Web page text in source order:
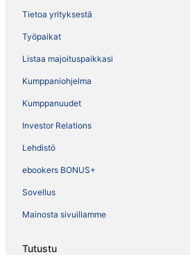
Tietoa yrityksestä
Työpaikat
Listaa majoituspaikkasi
Kumppaniohjelma
Kumppanuudet
Investor Relations
Lehdistö
ebookers BONUS+
Sovellus
Mainosta sivuillamme
Tutustu